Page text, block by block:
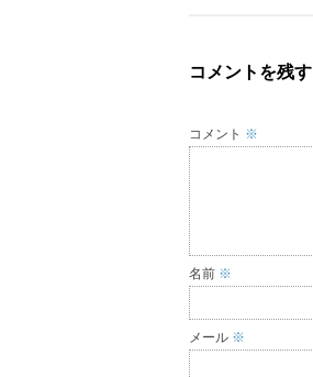
コメントを残す
コメント ※
名前 ※
メール ※